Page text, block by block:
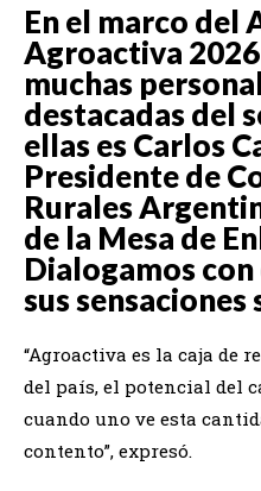
En el marco del
Agroactiva
muchas
destacadas del
ellas es Carlos
Presidente de
Rurales
de la Mesa de
Dialogamos
sus
“Agroactiva es la caja de
del país, el potencial del
cuando uno ve esta
contento”, expresó.